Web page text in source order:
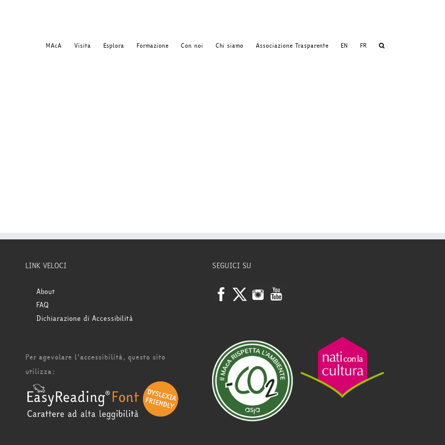
MAcA Visita Esplora Formazione Con noi Chi siamo Associazione Trasparente EN FR
LINK VELOCI
About
FAQ
Dichiarazione di Accessibilità
Per agevolare l'accessibilità, questo sito
utilizza:
SEGUICI SU